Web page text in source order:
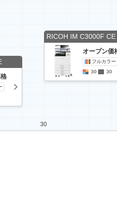
30
RICOH IM C3000F CE
オープン価
フルカラー
30
30